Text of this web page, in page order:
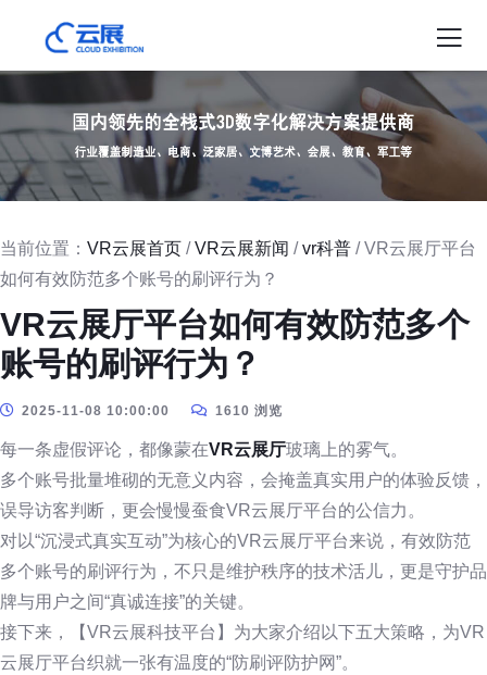
当前位置： VR云展首页 /VR云展新闻 /vr科普 / VR云展厅平台
如何有效防范多个账号的刷评行为？
VR云展厅平台如何有效防范多个
账号的刷评行为？
2025-11-08 10:00:00 1610 浏览
每一条虚假评论，都像蒙在VR云展厅玻璃上的雾气。
多个账号批量堆砌的无意义内容，会掩盖真实用户的体验反馈，
误导访客判断，更会慢慢蚕食VR云展厅平台的公信力。
对以“沉浸式真实互动”为核心的VR云展厅平台来说，有效防范
多个账号的刷评行为，不只是维护秩序的技术活儿，更是守护品
牌与用户之间“真诚连接”的关键。
接下来，【VR云展科技平台】为大家介绍以下五大策略，为VR
云展厅平台织就一张有温度的“防刷评防护网”。